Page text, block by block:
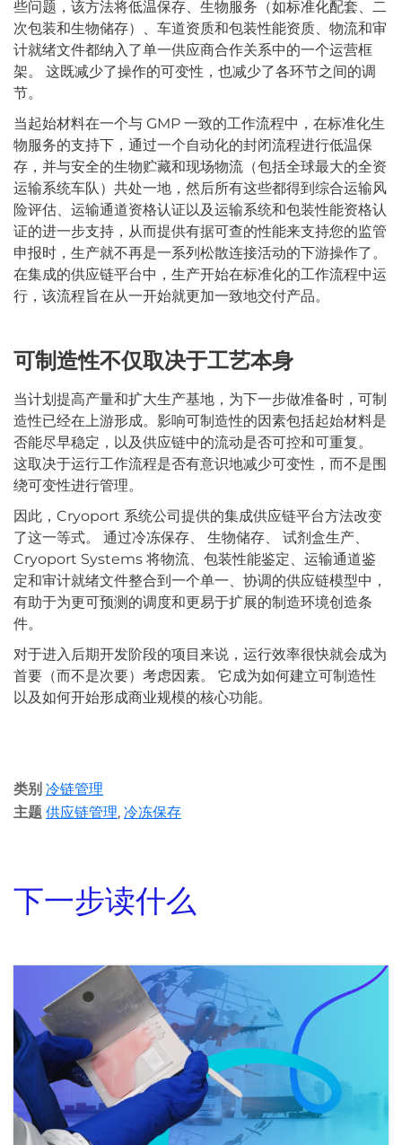
些问题，该方法将低温保存、生物服务（如标准化配套、二
次包装和生物储存）、车道资质和包装性能资质、物流和审
计就绪文件都纳入了单一供应商合作关系中的一个运营框
架。 这既减少了操作的可变性，也减少了各环节之间的调
节。
当起始材料在一个与 GMP 一致的工作流程中，在标准化生
物服务的支持下，通过一个自动化的封闭流程进行低温保
存，并与安全的生物贮藏和现场物流（包括全球最大的全资
运输系统车队）共处一地，然后所有这些都得到综合运输风
险评估、运输通道资格认证以及运输系统和包装性能资格认
证的进一步支持，从而提供有据可查的性能来支持您的监管
申报时，生产就不再是一系列松散连接活动的下游操作了。
在集成的供应链平台中，生产开始在标准化的工作流程中运
行，该流程旨在从一开始就更加一致地交付产品。
可制造性不仅取决于工艺本身
当计划提高产量和扩大生产基地，为下一步做准备时，可制
造性已经在上游形成。影响可制造性的因素包括起始材料是
否能尽早稳定，以及供应链中的流动是否可控和可重复。
这取决于运行工作流程是否有意识地减少可变性，而不是围
绕可变性进行管理。
因此，Cryoport 系统公司提供的集成供应链平台方法改变
了这一等式。 通过冷冻保存、 生物储存、 试剂盒生产、
Cryoport Systems 将物流、包装性能鉴定、运输通道鉴
定和审计就绪文件整合到一个单一、协调的供应链模型中，
有助于为更可预测的调度和更易于扩展的制造环境创造条
件。
对于进入后期开发阶段的项目来说，运行效率很快就会成为
首要（而不是次要）考虑因素。 它成为如何建立可制造性
以及如何开始形成商业规模的核心功能。
类别 冷链管理
主题 供应链管理, 冷冻保存
下一步读什么